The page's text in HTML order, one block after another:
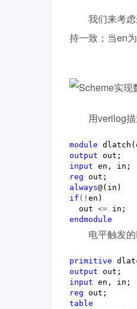
我们来考虑
持一致；当en
用verilog描
module
output
input
reg
always
if (! en)
  out
<=
endmodule
电平触发的D
primitive
output
input
reg
table